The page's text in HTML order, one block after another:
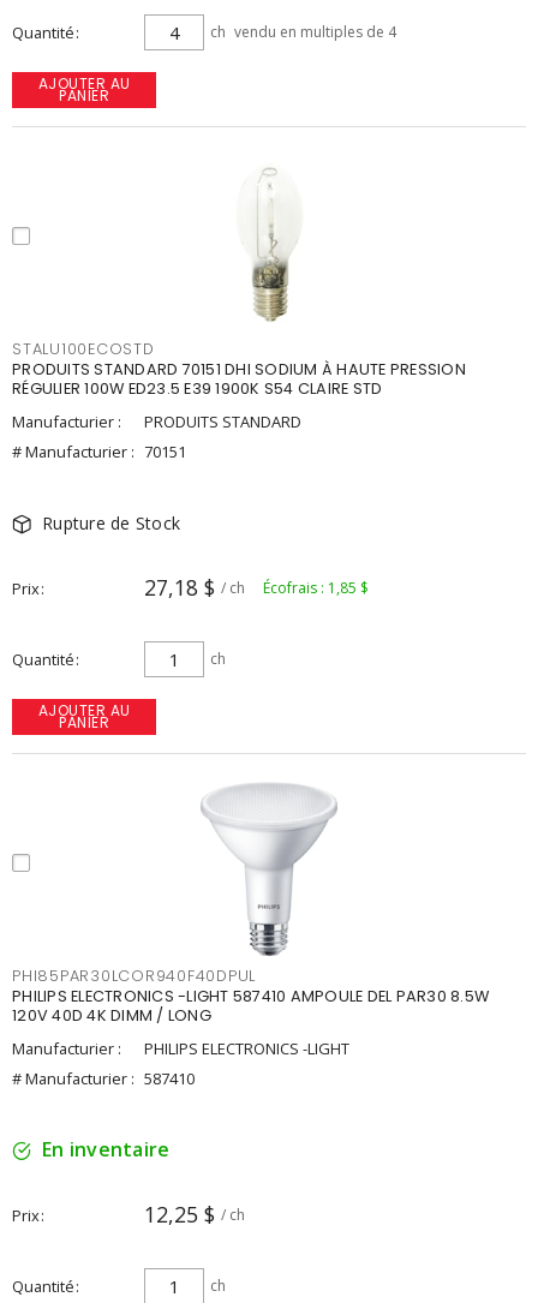
Quantité ch vendu en multiples de 4
AJOUTER AU
PANIER
STALU100ECOSTD
PRODUITS STANDARD 70151 DHI SODIUM À HAUTE PRESSION
RÉGULIER 100W ED23.5 E39 1900K S54 CLAIRE STD
Manufacturier :
PRODUITS STANDARD
# Manufacturier : 70151
Rupture de Stock
Prix 27,18 $ / ch Écofrais : 1,85 $
Quantité ch
AJOUTER AU
PANIER
PHI85PAR30LCOR940F40DPUL
PHILIPS ELECTRONICS -LIGHT 587410 AMPOULE DEL PAR30 8.5W
120V 40D 4K DIMM / LONG
Manufacturier :
PHILIPS ELECTRONICS -LIGHT
# Manufacturier : 587410
En inventaire
Prix 12,25 $ / ch
Quantité ch